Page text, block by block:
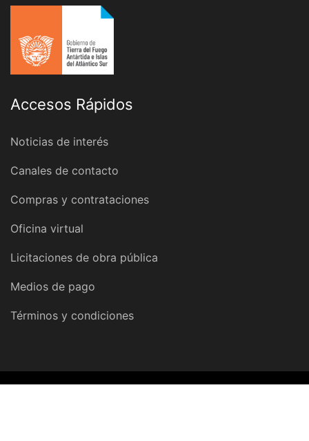
Accesos Rápidos
Noticias de interés
Canales de contacto
Compras y contrataciones
Oficina virtual
Licitaciones de obra pública
Medios de pago
Términos y condiciones